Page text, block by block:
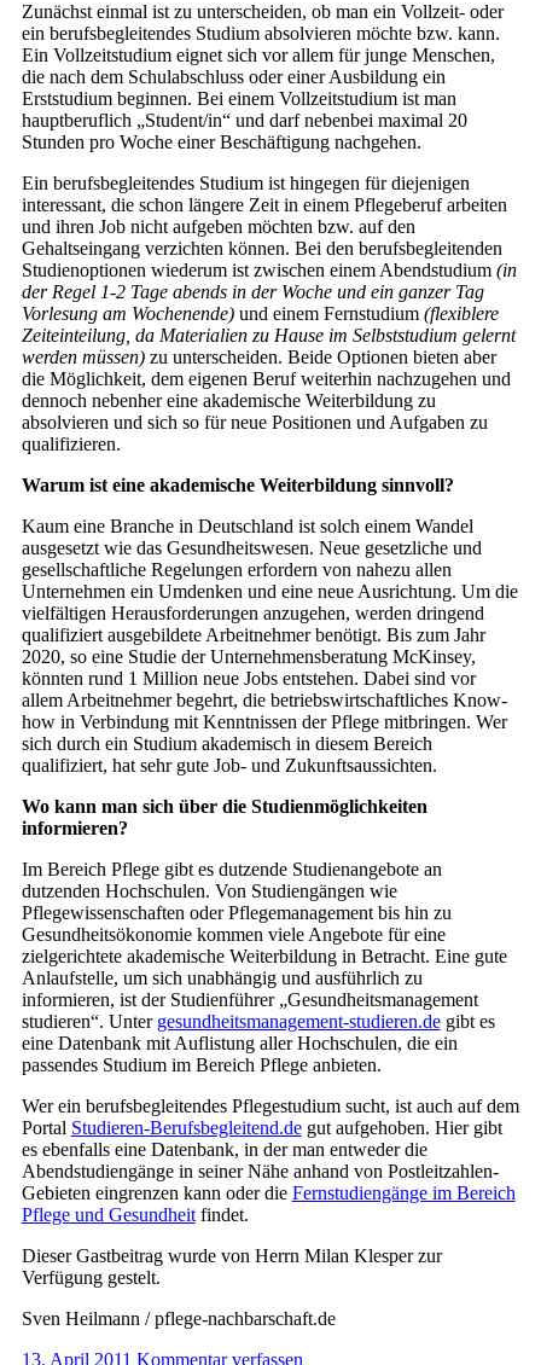
Zunächst einmal ist zu unterscheiden, ob man ein Vollzeit- oder
ein berufsbegleitendes Studium absolvieren möchte bzw. kann.
Ein Vollzeitstudium eignet sich vor allem für junge Menschen,
die nach dem Schulabschluss oder einer Ausbildung ein
Erststudium beginnen. Bei einem Vollzeitstudium ist man
hauptberuflich „Student/in“ und darf nebenbei maximal 20
Stunden pro Woche einer Beschäftigung nachgehen.
Ein berufsbegleitendes Studium ist hingegen für diejenigen
interessant, die schon längere Zeit in einem Pflegeberuf arbeiten
und ihren Job nicht aufgeben möchten bzw. auf den
Gehaltseingang verzichten können. Bei den berufsbegleitenden
Studienoptionen wiederum ist zwischen einem Abendstudium (in
der Regel 1-2 Tage abends in der Woche und ein ganzer Tag
Vorlesung am Wochenende)und einem Fernstudium (flexiblere
Zeiteinteilung, da Materialien zu Hause im Selbststudium gelernt
werden müssen) zu unterscheiden. Beide Optionen bieten aber
die Möglichkeit, dem eigenen Beruf weiterhin nachzugehen und
dennoch nebenher eine akademische Weiterbildung zu
absolvieren und sich so für neue Positionen und Aufgaben zu
qualifizieren.
Warum ist eine akademische Weiterbildung sinnvoll?
Kaum eine Branche in Deutschland ist solch einem Wandel
ausgesetzt wie das Gesundheitswesen. Neue gesetzliche und
gesellschaftliche Regelungen erfordern von nahezu allen
Unternehmen ein Umdenken und eine neue Ausrichtung. Um die
vielfältigen Herausforderungen anzugehen, werden dringend
qualifiziert ausgebildete Arbeitnehmer benötigt. Bis zum Jahr
2020, so eine Studie der Unternehmensberatung McKinsey,
könnten rund 1 Million neue Jobs entstehen. Dabei sind vor
allem Arbeitnehmer begehrt, die betriebswirtschaftliches Know-
how in Verbindung mit Kenntnissen der Pflege mitbringen. Wer
sich durch ein Studium akademisch in diesem Bereich
qualifiziert, hat sehr gute Job- und Zukunftsaussichten.
Wo kann man sich über die Studienmöglichkeiten
informieren?
Im Bereich Pflege gibt es dutzende Studienangebote an
dutzenden Hochschulen. Von Studiengängen wie
Pflegewissenschaften oder Pflegemanagement bis hin zu
Gesundheitsökonomie kommen viele Angebote für eine
zielgerichtete akademische Weiterbildung in Betracht. Eine gute
Anlaufstelle, um sich unabhängig und ausführlich zu
informieren, ist der Studienführer „Gesundheitsmanagement
studieren“. Unter gesundheitsmanagement-studieren.degibt es
eine Datenbank mit Auflistung aller Hochschulen, die ein
passendes Studium im Bereich Pflege anbieten.
Wer ein berufsbegleitendes Pflegestudium sucht, ist auch auf dem
Portal Studieren-Berufsbegleitend.degut aufgehoben. Hier gibt
es ebenfalls eine Datenbank, in der man entweder die
Abendstudiengänge in seiner Nähe anhand von Postleitzahlen-
Gebieten eingrenzen kann oder die Fernstudiengänge im Bereich
Pflege und Gesundheitfindet.
Dieser Gastbeitrag wurde von Herrn Milan Klesper zur
Verfügung gestelt.
Sven Heilmann / pflege-nachbarschaft.de
13. April 2011 Kommentar verfassen